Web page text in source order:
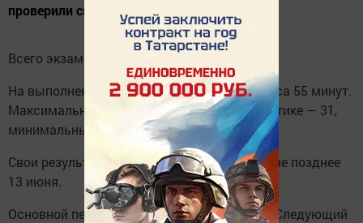
проверили свои знания по математике.
Всего экзамен сдали 361 школьник.
На выполнение работы было отведено 3 часа 55 минут.
Максимальный первичный балл по математике — 31,
минимальный проходной порог — 8 баллов.
Свои результаты девятиклассники узнают не позднее
13 июня.
Основной период ОГЭ-2026 продолжается. Следующий